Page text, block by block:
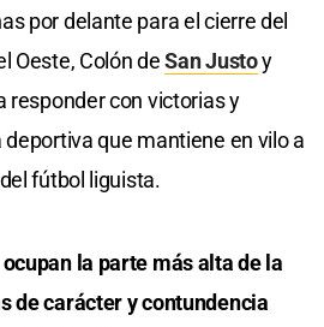
por delante para el cierre del
Oeste, Colón deSan Justoy
responder con victorias y
que mantiene en vilo a
fútbol liguista.
la parte más alta de la
de carácter y contundencia